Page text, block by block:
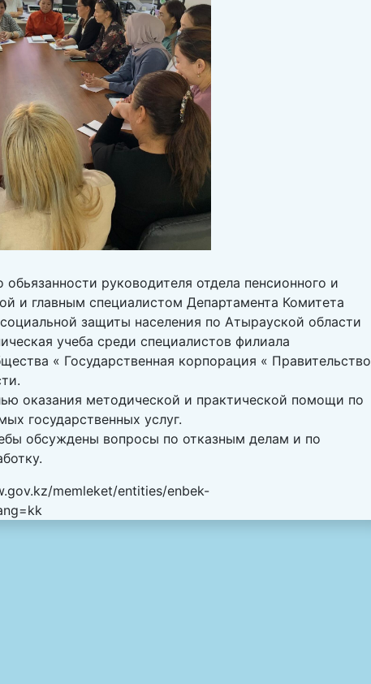
руководителя отдела пенсионного и
и главным специалистом Департамента Комитета
защиты населения по Атырауской области
учеба среди специалистов филиала
« Государственная корпорация « Правительство
оказания методической и практической помощи по
государственных услуг.
обсуждены вопросы по отказным делам и по
memleket/entities/enbek-